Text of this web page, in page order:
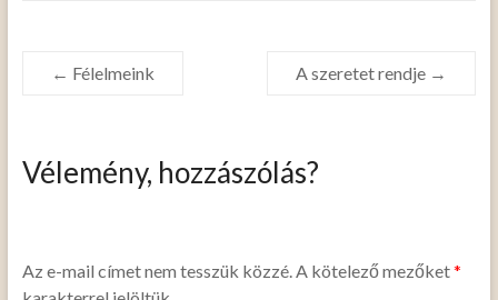
← Félelmeink A szeretet rendje →
Vélemény, hozzászólás?
Az e-mail címet nem tesszük közzé. A kötelező mezőket*